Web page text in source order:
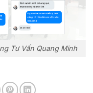
Tư Vấn Quang Minh